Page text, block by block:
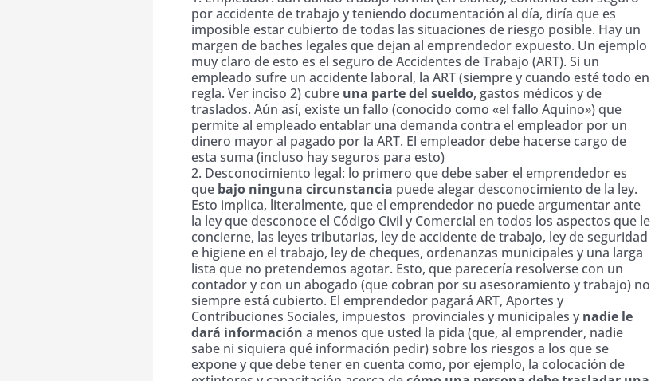
por accidente de trabajo y teniendo documentación al día, diría que es
imposible estar cubierto de todas las situaciones de riesgo posible. Hay un
margen de baches legales que dejan al emprendedor expuesto. Un ejemplo
muy claro de esto es el seguro de Accidentes de Trabajo (ART). Si un
empleado sufre un accidente laboral, la ART (siempre y cuando esté todo en
regla. Ver inciso 2) cubre una parte del sueldo, gastos médicos y de
traslados. Aún así, existe un fallo (conocido como «el fallo Aquino») que
permite al empleado entablar una demanda contra el empleador por un
dinero mayor al pagado por la ART. El empleador debe hacerse cargo de
esta suma (incluso hay seguros para esto)
2. Desconocimiento legal: lo primero que debe saber el emprendedor es
que bajo ninguna circunstancia puede alegar desconocimiento de la ley.
Esto implica, literalmente, que el emprendedor no puede argumentar ante
la ley que desconoce el Código Civil y Comercial en todos los aspectos que le
concierne, las leyes tributarias, ley de accidente de trabajo, ley de seguridad
e higiene en el trabajo, ley de cheques, ordenanzas municipales y una larga
lista que no pretendemos agotar. Esto, que parecería resolverse con un
contador y con un abogado (que cobran por su asesoramiento y trabajo) no
siempre está cubierto. El emprendedor pagará ART, Aportes y
Contribuciones Sociales, impuestos provinciales y municipales y nadie le
dará información a menos que usted la pida (que, al emprender, nadie
sabe ni siquiera qué información pedir) sobre los riesgos a los que se
expone y que debe tener en cuenta como, por ejemplo, la colocación de